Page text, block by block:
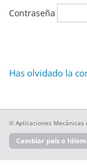
Contraseña
Has olvidado la
© Aplicaciones Mecánicas
Cambiar país o